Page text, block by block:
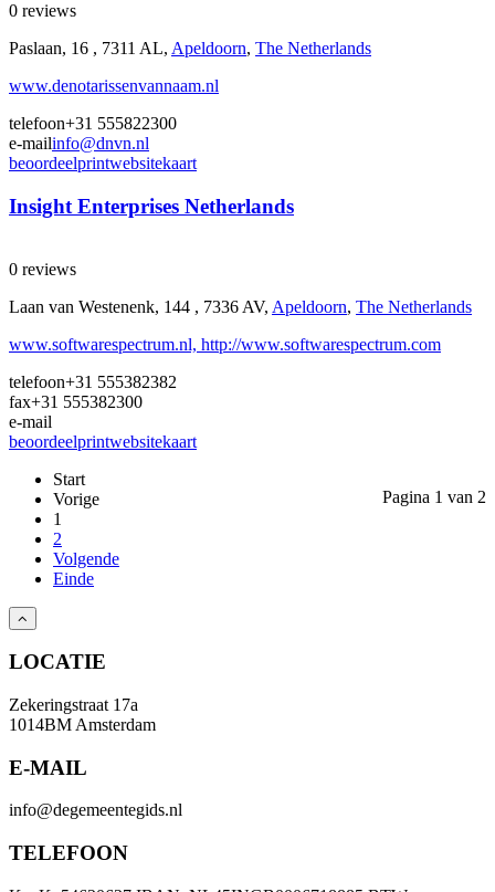
0 reviews
Paslaan, 16 , 7311 AL, Apeldoorn, The Netherlands
www.denotarissenvannaam.nl
telefoon+31 555822300
e-mailinfo@dnvn.nl
beoordeelprintwebsitekaart
Insight Enterprises Netherlands
0 reviews
Laan van Westenenk, 144 , 7336 AV, Apeldoorn, The Netherlands
www.softwarespectrum.nl, http://www.softwarespectrum.com
telefoon+31 555382382
fax+31 555382300
e-mail
beoordeelprintwebsitekaart
Pagina 1 van 2
Start
Vorige
1
2
Volgende
Einde
LOCATIE
Zekeringstraat 17a
1014BM Amsterdam
E-MAIL
info@degemeentegids.nl
TELEFOON